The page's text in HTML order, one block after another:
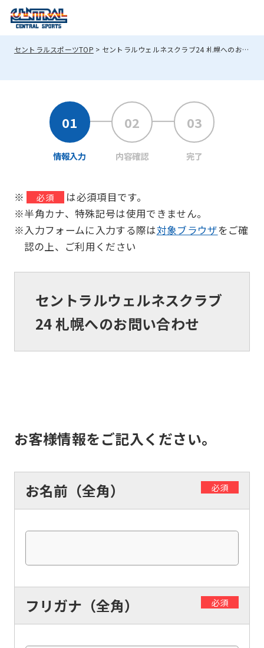
セントラルスポーツTOP セントラルウェルネスクラブ24 札幌へのお問い合わせ
情報入力 内容確認 完了
※ 必須
は必須項目です。
※半角カナ、特殊記号は使用できません。
※入力フォームに入力する際は対象ブラウザをご確
認の上、ご利用ください
セントラルウェルネスクラブ
24 札幌へのお問い合わせ
お客様情報をご記入ください。
お名前（全角） 必須
フリガナ（全角） 必須